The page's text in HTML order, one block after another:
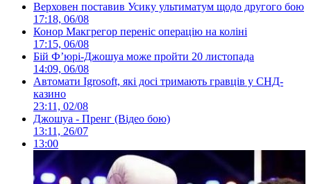
Верховен поставив Усику ультиматум щодо другого бою
17:18, 06/08
Конор Макгрегор переніс операцію на коліні
17:15, 06/08
Бій Ф’юрі-Джошуа може пройти 20 листопада
14:09, 06/08
Автомати Igrosoft, які досі тримають гравців у СНД-
казино
23:11, 02/08
Джошуа - Пренг (Відео бою)
13:11, 26/07
13:00